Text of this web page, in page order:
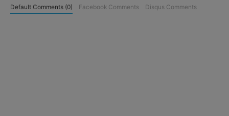
Default Comments (0) Facebook Comments Disqus Comments